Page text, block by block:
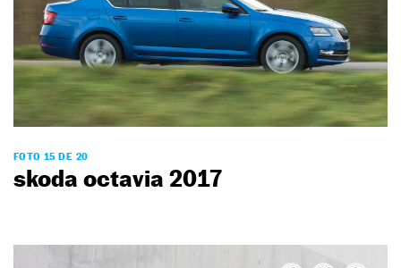
FOTO 15 DE 20
skoda octavia 2017